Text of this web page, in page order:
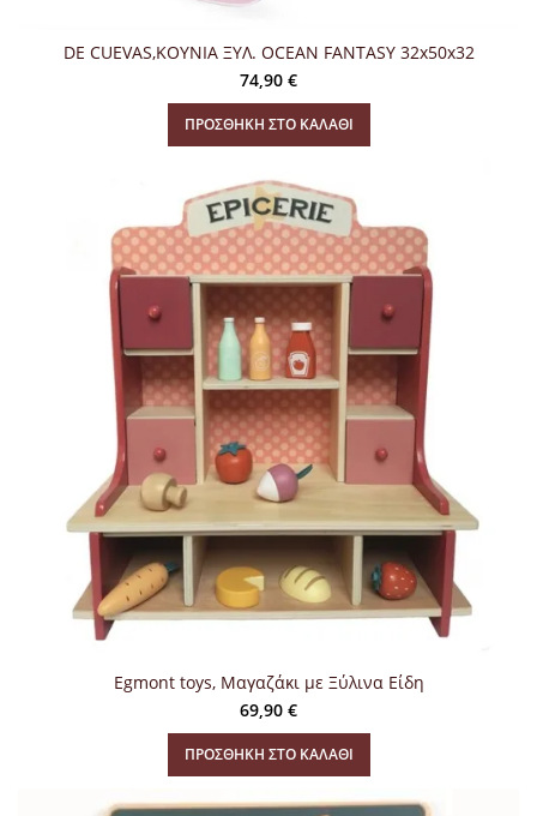
DE CUEVAS,ΚΟΥΝΙΑ ΞΥΛ. OCEAN FANTASY 32x50x32
74,90 €
ΠΡΟΣΘΉΚΗ ΣΤΟ ΚΑΛΆΘΙ
Egmont toys, Μαγαζάκι με Ξύλινα Είδη
69,90 €
ΠΡΟΣΘΉΚΗ ΣΤΟ ΚΑΛΆΘΙ